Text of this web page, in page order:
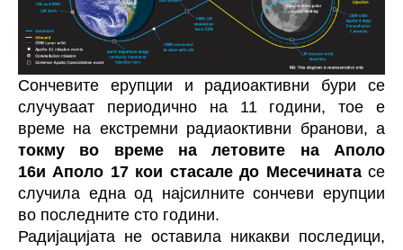
Сончевите ерупции и радиоактивни бури се
случуваат периодично на 11 години, тое е
време на екстремни радиаоктивни бранови, а
токму во време на летовите на Аполо
16и Аполо 17 кои стасале до Месечинатасе
случила една од најсилните сончеви ерупции
во последните сто години.
Радијацијата не оставила никакви последици,